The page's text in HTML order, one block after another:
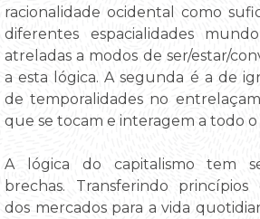
racionalidade ocidental como
diferentes espacialidades
atreladas a modos de ser/estar/
a esta lógica. A segunda é a de
de temporalidades no
que se tocam e interagem a todo
A lógica do capitalismo tem
brechas. Transferindo
dos mercados para a vida